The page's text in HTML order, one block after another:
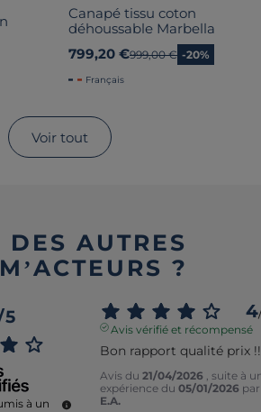
Canapé tissu coton
déhoussable Marbella
799,20 €Ancien prix
999,00 € -20%
Français
Voir tout
AUTRES
?
5
à un
4
Avis vérifié et récompensé
Bon rapport qualité prix !!
Avis du 21/04/2026
, suite à
expérience du 05/01/2026 par
E.A.